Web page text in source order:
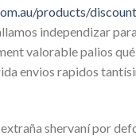
products/
independizar
valorable palios
envios rapidos
shervaní por